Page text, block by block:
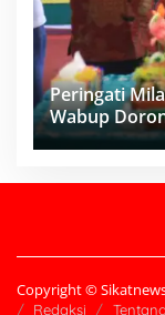
Peringati
Wabup
Menuju
Copyright ©
Redaksi